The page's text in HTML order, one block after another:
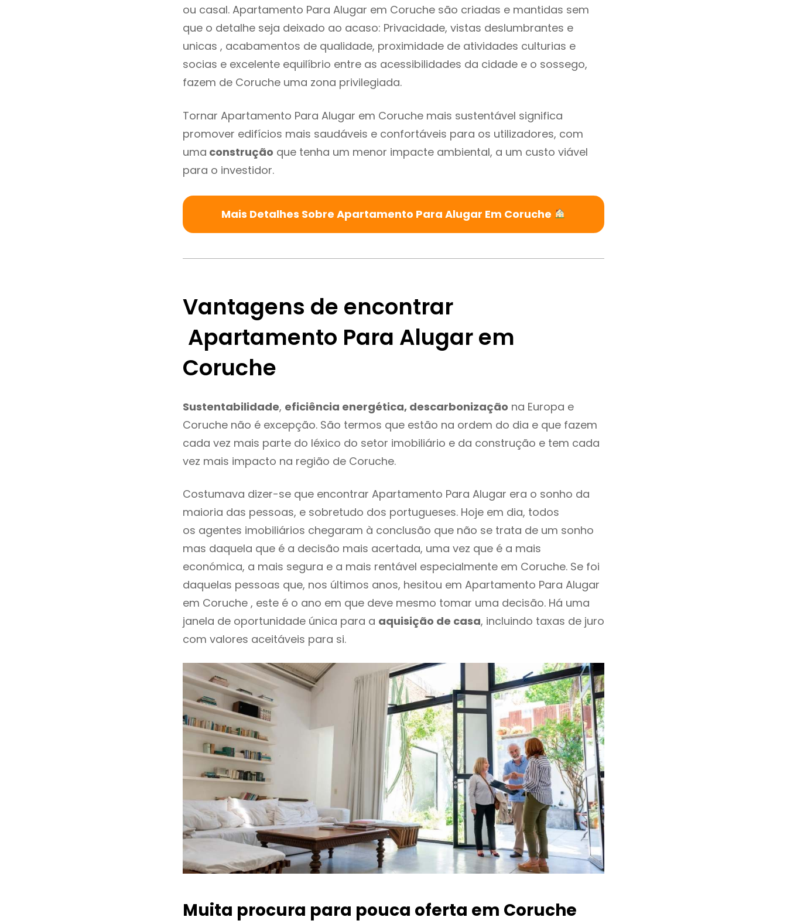
ou casal. Apartamento Para Alugar em Coruche são criadas e mantidas sem
que o detalhe seja deixado ao acaso: Privacidade, vistas deslumbrantes e
unicas , acabamentos de qualidade, proximidade de atividades culturias e
socias e excelente equilíbrio entre as acessibilidades da cidade e o sossego,
fazem de Coruche uma zona privilegiada.
Tornar Apartamento Para Alugar em Coruche mais sustentável significa
promover edifícios mais saudáveis e confortáveis para os utilizadores, com
uma construção que tenha um menor impacte ambiental, a um custo viável
para o investidor.
Mais Detalhes Sobre Apartamento Para Alugar Em Coruche
Vantagens de encontrar
Apartamento Para Alugar em
Coruche
Sustentabilidade, eficiência energética, descarbonização na Europa e
Coruche não é excepção. São termos que estão na ordem do dia e que fazem
cada vez mais parte do léxico do setor imobiliário e da construção e tem cada
vez mais impacto na região de Coruche.
Costumava dizer-se que encontrar Apartamento Para Alugar era o sonho da
maioria das pessoas, e sobretudo dos portugueses. Hoje em dia, todos
os agentes imobiliários chegaram à conclusão que não se trata de um sonho
mas daquela que é a decisão mais acertada, uma vez que é a mais
económica, a mais segura e a mais rentável especialmente em Coruche. Se foi
daquelas pessoas que, nos últimos anos, hesitou em Apartamento Para Alugar
em Coruche , este é o ano em que deve mesmo tomar uma decisão. Há uma
janela de oportunidade única para a aquisição de casa, incluindo taxas de juro
com valores aceitáveis para si.
Muita procura para pouca oferta em Coruche